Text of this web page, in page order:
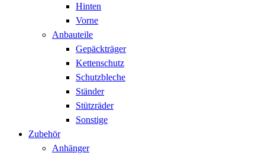
Hinten
Vorne
Anbauteile
Gepäckträger
Kettenschutz
Schutzbleche
Ständer
Stützräder
Sonstige
Zubehör
Anhänger